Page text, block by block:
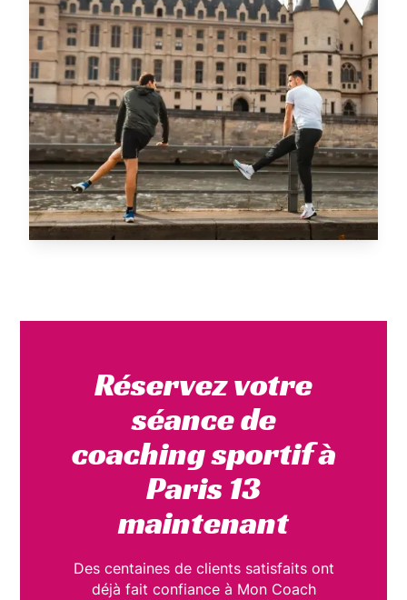
Réservez votre
séance de
coaching sportif à
Paris 13
maintenant
Des centaines de clients satisfaits ont
déjà fait confiance à Mon Coach